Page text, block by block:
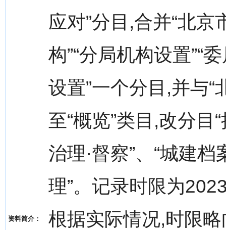
资料简介：
应对”分目,合并“北
构”“分局机构设置”“
设置”一个分目,并与
至“概览”类目,改分目
治理·督察”、“城建
理”。记录时限为
根据实际情况,时限